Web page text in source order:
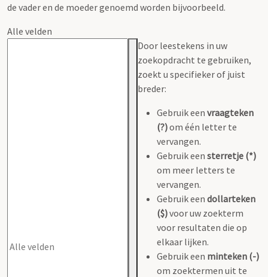
de vader en de moeder genoemd worden bijvoorbeeld.
Alle velden
Door leestekens in uw
zoekopdracht te gebruiken,
zoekt u specifieker of juist
breder:
Gebruik een vraagteken
(?)om één letter te
vervangen.
Gebruik een sterretje (*)
om meer letters te
vervangen.
Gebruik een dollarteken
($)voor uw zoekterm
voor resultaten die op
elkaar lijken.
Gebruik een minteken (-)
om zoektermen uit te